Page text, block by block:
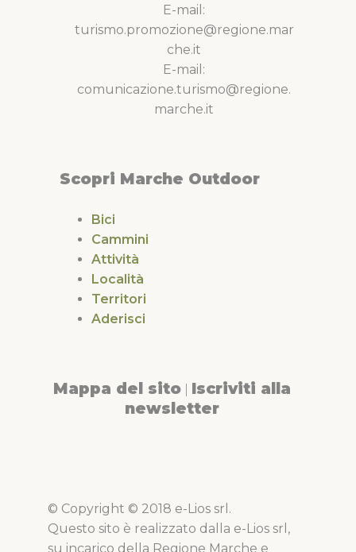
E-mail:
turismo.promozione@regione.mar
che.it
E-mail:
comunicazione.turismo@regione.
marche.it
Scopri Marche Outdoor
Bici
Cammini
Attività
Località
Territori
Aderisci
Mappa del sito Iscriviti alla
newsletter
© Copyright © 2018 e-Lios srl.
Questo sito è realizzato dalla e-Lios srl,
su incarico della Regione Marche e